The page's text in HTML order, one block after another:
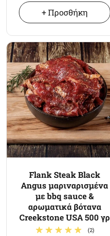
+ Προσθήκη
Flank Steak Black
Angus μαριναρισμένα
με bbq sauce &
αρωματικά βότανα
Creekstone USA 500 γρ
(2)